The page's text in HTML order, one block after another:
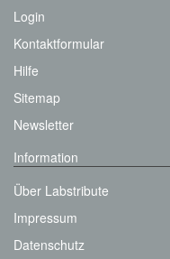
Login
Kontaktformular
Hilfe
Sitemap
Newsletter
Information
Über Labstribute
Impressum
Datenschutz